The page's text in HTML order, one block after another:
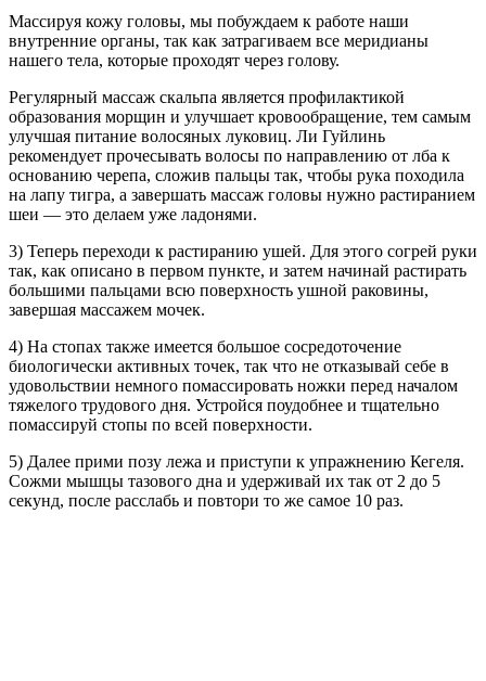
Массируя кожу головы, мы побуждаем к работе наши
внутренние органы, так как затрагиваем все меридианы
нашего тела, которые проходят через голову.
Регулярный массаж скальпа является профилактикой
образования морщин и улучшает кровообращение, тем самым
улучшая питание волосяных луковиц. Ли Гуйлинь
рекомендует прочесывать волосы по направлению от лба к
основанию черепа, сложив пальцы так, чтобы рука походила
на лапу тигра, а завершать массаж головы нужно растиранием
шеи — это делаем уже ладонями.
3) Теперь переходи к растиранию ушей. Для этого согрей руки
так, как описано в первом пункте, и затем начинай растирать
большими пальцами всю поверхность ушной раковины,
завершая массажем мочек.
4) На стопах также имеется большое сосредоточение
биологически активных точек, так что не отказывай себе в
удовольствии немного помассировать ножки перед началом
тяжелого трудового дня. Устройся поудобнее и тщательно
помассируй стопы по всей поверхности.
5) Далее прими позу лежа и приступи к упражнению Кегеля.
Сожми мышцы тазового дна и удерживай их так от 2 до 5
секунд, после расслабь и повтори то же самое 10 раз.